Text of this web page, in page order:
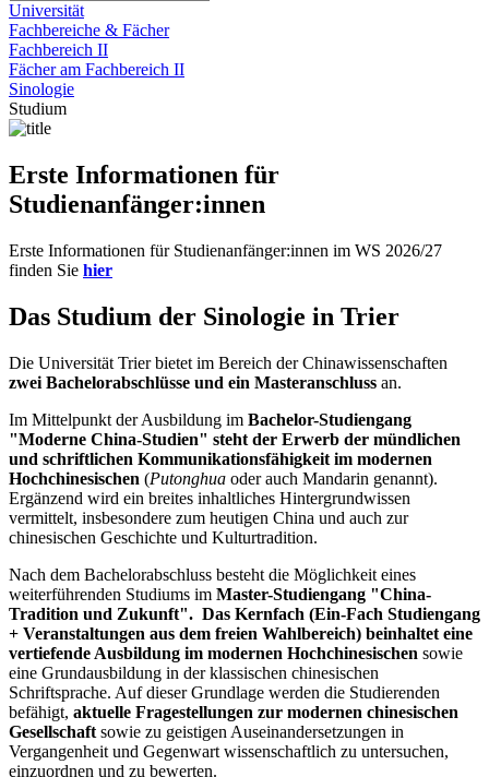
Universität
Fachbereiche & Fächer
Fachbereich II
Fächer am Fachbereich II
Sinologie
Studium
Erste Informationen für
Studienanfänger:innen
Erste Informationen für Studienanfänger:innen im WS 2026/27
finden Sie hier
Das Studium der Sinologie in Trier
Die Universität Trier bietet im Bereich der Chinawissenschaften
zwei Bachelorabschlüsse und ein Masteranschluss an.
Im Mittelpunkt der Ausbildung im Bachelor-Studiengang
"Moderne China-Studien" steht der Erwerb der mündlichen
und schriftlichen Kommunikationsfähigkeit im modernen
Hochchinesischen (Putonghua oder auch Mandarin genannt).
Ergänzend wird ein breites inhaltliches Hintergrundwissen
vermittelt, insbesondere zum heutigen China und auch zur
chinesischen Geschichte und Kulturtradition.
Nach dem Bachelorabschluss besteht die Möglichkeit eines
weiterführenden Studiums im Master-Studiengang "China-
Tradition und Zukunft". Das Kernfach (Ein-Fach Studiengang
+ Veranstaltungen aus dem freien Wahlbereich) beinhaltet eine
vertiefende Ausbildung im modernen Hochchinesischen sowie
eine Grundausbildung in der klassischen chinesischen
Schriftsprache. Auf dieser Grundlage werden die Studierenden
befähigt, aktuelle Fragestellungen zur modernen chinesischen
Gesellschaft sowie zu geistigen Auseinandersetzungen in
Vergangenheit und Gegenwart wissenschaftlich zu untersuchen,
einzuordnen und zu bewerten.